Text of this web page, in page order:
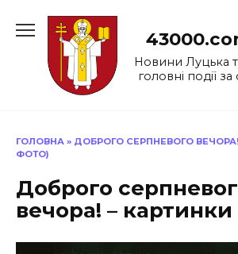
до
Новини Луцька
головні події за
ГОЛОВНА » ДОБРОГО СЕРПНЕВОГО ВЕЧОРА!
ФОТО)
Доброго
вечора! –